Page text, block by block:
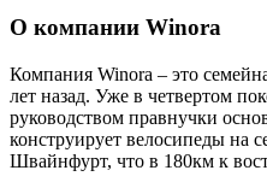
О компании Winora
Компания Winora – это
лет назад. Уже в четвертом
руководством правнучки
конструирует велосипеды на
Швайнфурт, что в 180км к